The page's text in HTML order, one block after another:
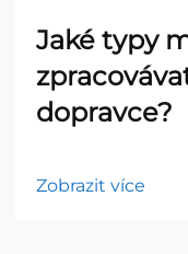
Jaké typy
dopravce?
Zobrazit více